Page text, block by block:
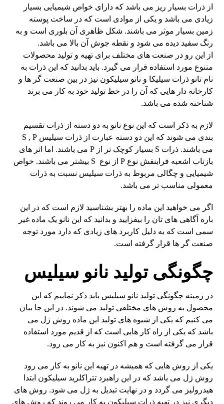
از ذرات بسیار ریز می باشد که دارای خواص شیمیایی بسیار
زیادی می باشد و یکی از موادی است که در ساخت پوسته
زمین بسیار موثر می باشند. شکل ظاهری آن بلوری است و به
رنگ سفید دیده می شود و نقطه جوش آن بالا می باشد.
از این رو در صنعت های مختلف برای تهیه و تولید محصولات
متنوع مورد استفاده قرار می گیرد. باید بدانید که این ذرات به
نام نانو ذرات سیلیکا و نانو سیلیکون نیز در بین صنعت گر ها و
کارخانه دار هایی که آن را در خط تولید خود به کار می برند
شناخته شده می باشد.
لازم به ذکر است که این نوع نانو به دو دسته از ذرات تقسیم
بندی می شوند که این دو دسته عبارت از ذرات سیلیس S , P
می باشند. ذرات S بسیار کوچک تر از P می باشند. اما اثر های
بازتاب اشعبه فرابنفش نوع P از نوع S بیشتر می باشند. خواص
شیمیایی و چگالی مربوط به ذرات سیلیس نسبت به ذرات
معمولی مناسب تر می باشد.
اگر می خواهید این ماده را بهتر بشناسید لازم است که در این
باره آگاهی های تان را بیفزایید و بدانید که این نانو یک ماده غیر
سمی است که به دلیل کاربرد های زیادی که دارد مورد توجه
صنعت گر ها قرار گرفته است.
چگونگی تولید نانو سیلیس
در زمینه چگونگی تولید نانو سیلیس باید ذکر نماییم که این
محصول به روش های مختلفی تولید می شوند. در این جا بیان
می کنیم که یکی از شیوه های تولید این ماده روش ژل می
باشد که یکی از راه کار هایی است که از قدیم مورد استفاده
قرار می گرفته است و هم اکنون نیز به کار می رود.
یکی از روش هایی که همیشه در تهیه این نانو به کار می رود
روش ژل می باشد که در این راهبرد تتراکلرید سیلیکون ابتدا
هیدرولیز می گردد و در نهایت تبدیل به ژل می شود. روش های
دیگری نیز در تهیه ذرات سیلیکون به کار می روند که روش های